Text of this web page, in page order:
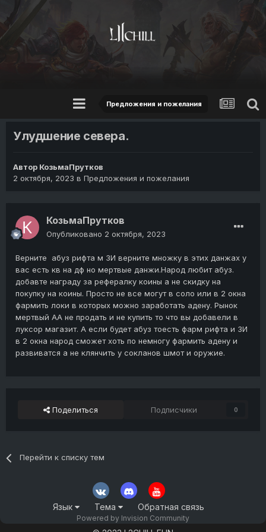
Предложения и пожелания
Улудшение севера.
Автор КозьмаПрутков
2 октября, 2023 в Предложения и пожелания
КозьмаПрутков
Опубликовано 2 октября, 2023
Верните абуз рифта м ЗИ верните множку в этих данжах у
вас есть кв на дф но мертвые данжи.Народ любит абуз.
добавте награду за рефералку коины а не скидку на
покупку на коины. Просто не все могут в соло или в 2 окна
фармить локи в которых можно заработать адену. Рынок
мертвый АА не продать и не купить то что вы добавели в
луксор магазит. А если будет абуз тоесть фарм рифта и ЗИ
в 2 окна народ сможет хоть по немногу фармить адену и
развиватся а не клянчить у сокланов шмот и оружие.
Поделиться Подписчики 0
Перейти к списку тем
Язык Тема Обратная связь
Powered by Invision Community